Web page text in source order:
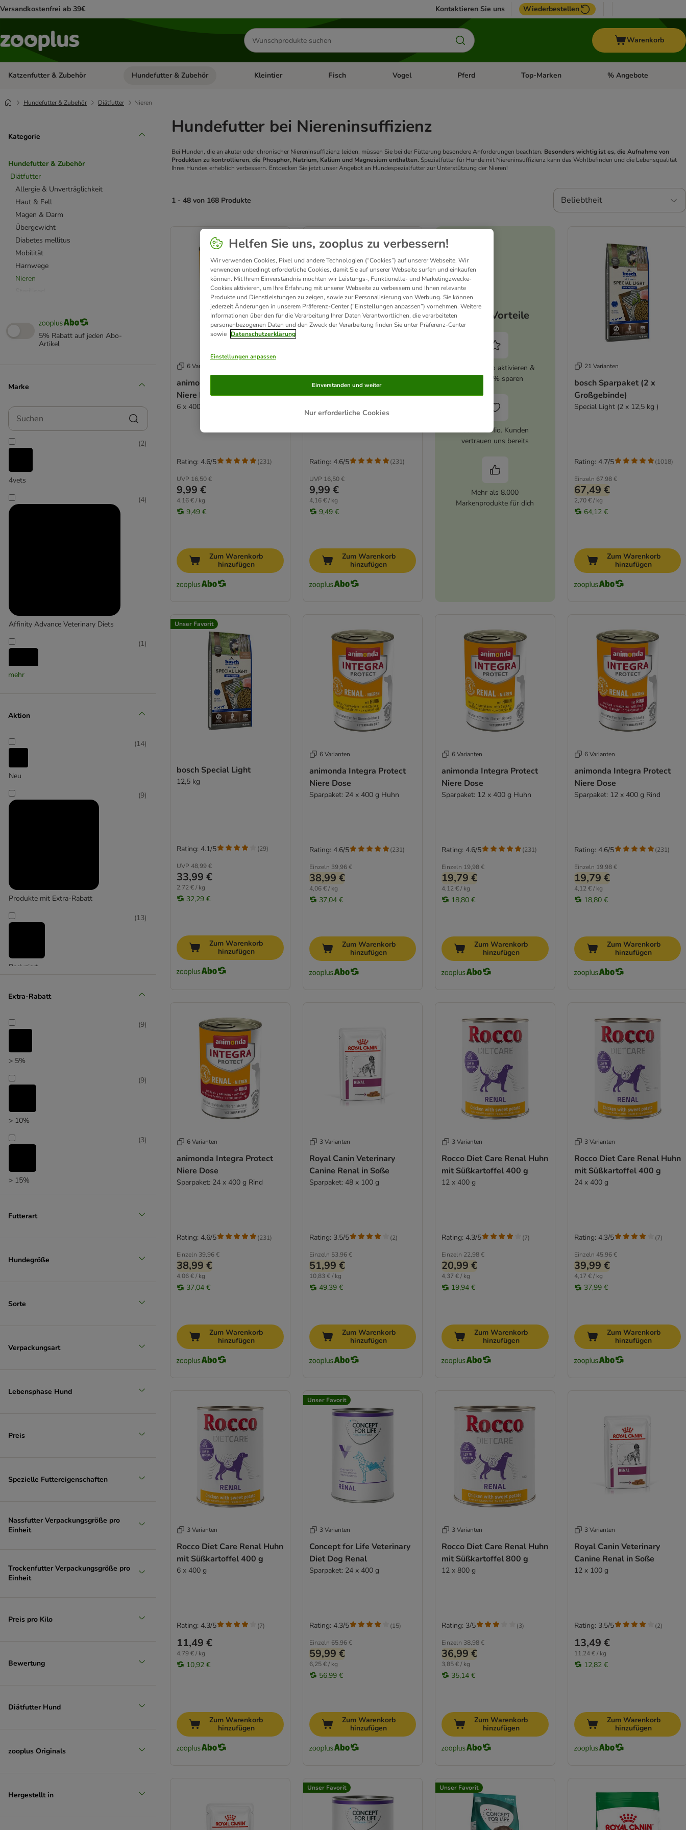
Versandkostenfrei ab 39€ Kontaktieren Sie uns Wiederbestellen
Produkte
suchen
Warenkorb
Katzenfutter & Zubehör Kategorie-Menü öffnen: Katzenfutter & Zubehör
Hundefutter & Zubehör Kategorie-Menü öffnen: Hundefutter & Zubehör
Kleintier Kategorie-Menü öffnen: Kleintier
Fisch Kategorie-Menü öffnen: Fisch
Vogel Kategorie-Menü öffnen: Vogel
Pferd Kategorie-Menü öffnen: Pferd
Top-Marken Kategorie-Menü öffnen:
% Angebote
Hundefutter & Zubehör Diätfutter Nieren
Kategorie
Hundefutter & Zubehör
Diätfutter
Allergie & Unverträglichkeit
Haut & Fell
Magen & Darm
Übergewicht
Diabetes mellitus
Mobilität
Harnwege
Nieren
Rekonvaleszenz & Genesung
Zahnpflege
Diätfutter (Light)
Lebensmittelqualität
Hoher Fleischanteil
Biofutter
Getreidefreies Hundefutter
5% Rabatt auf jeden Abo-
Artikel
Marke
Suchen
4vets
(2)
Affinity Advance Veterinary Diets
(4)
(1)
( )
mehr
Aktion
Neu
(14)
Produkte mit Extra-Rabatt
(9)
Reduziert
(13)
Unser Favorit
Extra-Rabatt
> 5%
(9)
> 10%
(9)
> 15%
(3)
Futterart
Hundegröße
Sorte
Verpackungsart
Lebensphase Hund
Preis
Spezielle Futtereigenschaften
Nassfutter Verpackungsgröße pro
Einheit
Trockenfutter Verpackungsgröße pro
Einheit
Preis pro Kilo
Bewertung
Diätfutter Hund
zooplus Originals
Hergestellt in
Hundefutter bei Niereninsuffizienz
Bei Hunden, die an akuter oder chronischer Niereninsuffizienz leiden, müssen Sie bei der Fütterung besondere Anforderungen beachten. Besonders wichtig ist es, die Aufnahme von
Produkten zu kontrollieren, die Phosphor, Natrium, Kalium und Magnesium enthalten. Spezialfutter für Hunde mit Niereninsuffizienz kann das Wohlbefinden und die Lebensqualität
Ihres Hundes erheblich verbessern. Entdecken Sie jetzt unser Angebot an Hundespezialfutter zur Unterstützung der Nieren!
1 - 48 von 168 Produkte Beliebtheit
product items have been changed
6 Varianten
animonda Integra Protect
Niere Dose
6 x 400 g Huhn
UVP 16,50 €
9,99 €
4,16 € / kg
9,49 €
Rating: 4.6/5 (231)
Zum Warenkorb
hinzufügen
animonda Integra Protect
Niere Dose
UVP 16,50 €
9,99 €
4,16 € / kg
9,49 €
Rating: 4.6/5 (231)
Zum Warenkorb
hinzufügen
Deine Vorteile
zooplus Abo aktivieren &
immer 5% sparen
Über 10 Mio. Kunden
vertrauen uns bereits
Mehr als 8.000
Markenprodukte für dich
21 Varianten
bosch Sparpaket (2 x
Großgebinde)
Special Light (2 x 12,5 kg )
Einzeln 67,98 €
67,49 €
2,70 € / kg
64,12 €
Rating: 4.7/5 (1018)
Zum Warenkorb
hinzufügen
Unser Favorit
bosch Special Light
12,5 kg
UVP 48,99 €
33,99 €
2,72 € / kg
32,29 €
Rating: 4.1/5 (29)
Zum Warenkorb
hinzufügen
6 Varianten
animonda Integra Protect
Niere Dose
Sparpaket: 24 x 400 g Huhn
Einzeln 39,96 €
38,99 €
4,06 € / kg
37,04 €
Rating: 4.6/5 (231)
Zum Warenkorb
hinzufügen
6 Varianten
animonda Integra Protect
Niere Dose
Sparpaket: 12 x 400 g Huhn
Einzeln 19,98 €
19,79 €
4,12 € / kg
18,80 €
Rating: 4.6/5 (231)
Zum Warenkorb
hinzufügen
6 Varianten
animonda Integra Protect
Niere Dose
Sparpaket: 12 x 400 g Rind
Einzeln 19,98 €
19,79 €
4,12 € / kg
18,80 €
Rating: 4.6/5 (231)
Zum Warenkorb
hinzufügen
6 Varianten
animonda Integra Protect
Niere Dose
Sparpaket: 24 x 400 g Rind
Einzeln 39,96 €
38,99 €
4,06 € / kg
37,04 €
Rating: 4.6/5 (231)
Zum Warenkorb
hinzufügen
3 Varianten
Royal Canin Veterinary
Canine Renal in Soße
Sparpaket: 48 x 100 g
Einzeln 53,96 €
51,99 €
10,83 € / kg
49,39 €
Rating: 3.5/5 (2)
Zum Warenkorb
hinzufügen
3 Varianten
Rocco Diet Care Renal Huhn
mit Süßkartoffel 400 g
12 x 400 g
Einzeln 22,98 €
20,99 €
4,37 € / kg
19,94 €
Rating: 4.3/5 (7)
Zum Warenkorb
hinzufügen
3 Varianten
Rocco Diet Care Renal Huhn
mit Süßkartoffel 400 g
24 x 400 g
Einzeln 45,96 €
39,99 €
4,17 € / kg
37,99 €
Rating: 4.3/5 (7)
Zum Warenkorb
hinzufügen
3 Varianten
Rocco Diet Care Renal Huhn
mit Süßkartoffel 400 g
6 x 400 g
11,49 €
4,79 € / kg
10,92 €
Rating: 4.3/5 (7)
Zum Warenkorb
hinzufügen
Unser Favorit
3 Varianten
Concept for Life Veterinary
Diet Dog Renal
Sparpaket: 24 x 400 g
Einzeln 65,96 €
59,99 €
6,25 € / kg
56,99 €
Rating: 4.3/5 (15)
Zum Warenkorb
hinzufügen
3 Varianten
Rocco Diet Care Renal Huhn
mit Süßkartoffel 800 g
12 x 800 g
Einzeln 38,98 €
36,99 €
3,85 € / kg
35,14 €
Rating: 3/5 (3)
Zum Warenkorb
hinzufügen
3 Varianten
Royal Canin Veterinary
Canine Renal in Soße
12 x 100 g
13,49 €
11,24 € / kg
12,82 €
Rating: 3.5/5 (2)
Zum Warenkorb
hinzufügen
Unser Favorit Unser Favorit
Helfen Sie uns, zooplus zu verbessern!
Wir verwenden Cookies, Pixel und andere Technologien (“Cookies”) auf unserer Webseite. Wir
verwenden unbedingt erforderliche Cookies, damit Sie auf unserer Webseite surfen und einkaufen
können. Mit Ihrem Einverständnis möchten wir Leistungs-, Funktionelle- und Marketingzwecke-
Cookies aktivieren, um Ihre Erfahrung mit unserer Webseite zu verbessern und Ihnen relevante
Produkte und Dienstleistungen zu zeigen, sowie zur Personalisierung von Werbung. Sie können
jederzeit Änderungen in unserem Präferenz-Center (“Einstellungen anpassen”) vornehmen. Weitere
Informationen über den für die Verarbeitung Ihrer Daten Verantwortlichen, die verarbeiteten
personenbezogenen Daten und den Zweck der Verarbeitung finden Sie unter Präferenz-Center
sowie Datenschutzerklärung
Einstellungen anpassen
Nur erforderliche Cookies
Einverstanden und weiter